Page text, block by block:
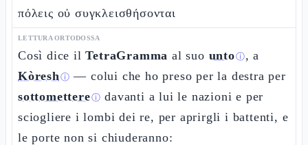
πόλεις οὐ συγκλεισθήσονται
LETTURA ORTODOSSA
Così dice ilTetraGramma al suo untoⓘ, a
Kòreshⓘ — colui che ho preso per la destra per
sottomettereⓘ davanti a lui le nazioni e per
sciogliere i lombi dei re, per aprirgli i battenti, e
le porte non si chiuderanno: